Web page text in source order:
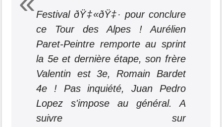
Festival ðŸ‡«ðŸ‡· pour conclure
ce Tour des Alpes ! Aurélien
Paret-Peintre remporte au sprint
la 5e et dernière étape, son frère
Valentin est 3e, Romain Bardet
4e ! Pas inquiété, Juan Pedro
Lopez s'impose au général. A
suivre sur